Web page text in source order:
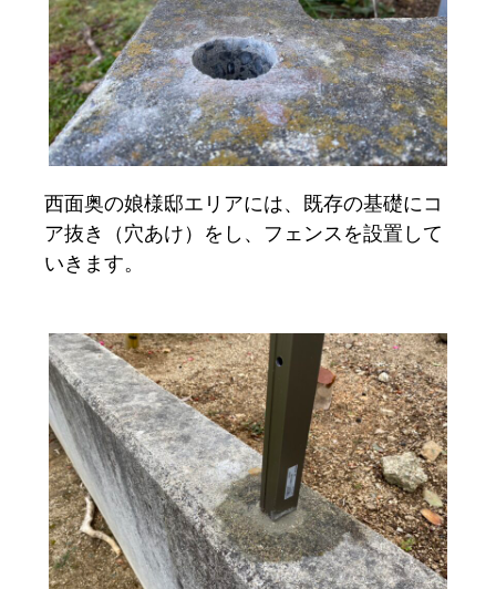
西面奥の娘様邸エリアには、既存の基礎にコ
ア抜き（穴あけ）をし、フェンスを設置して
いきます。